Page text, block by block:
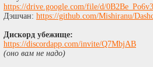
https://drive.google.com/file/d/
Дэшчан: https://github.com/Mishiranu/
Дискорд убежище:
https://discordapp.com/invite/Q7MbjAB
(оно вам не надо)